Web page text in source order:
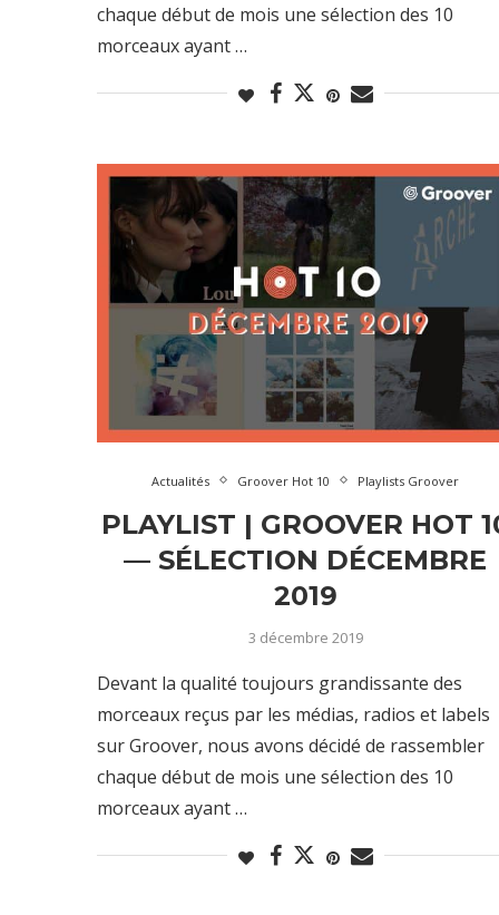
chaque début de mois une sélection des 10
morceaux ayant …
Actualités Groover Hot 10 Playlists Groover
PLAYLIST | GROOVER HOT
— SÉLECTION DÉCEMBRE
2019
3 décembre 2019
Devant la qualité toujours grandissante des
morceaux reçus par les médias, radios et labels
sur Groover, nous avons décidé de rassembler
chaque début de mois une sélection des 10
morceaux ayant …